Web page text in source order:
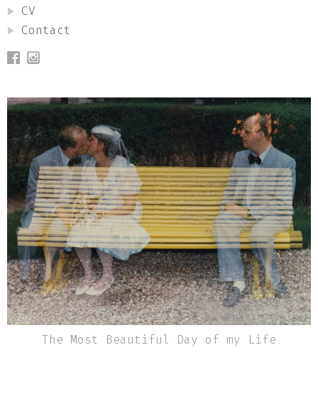
CV
Contact
Bourcart est un photographe français qui
réside à New York depuis 1997. Il expose
aussi bien aux États-Unis qu'en Europe.
The Most Beautiful Day of my Life